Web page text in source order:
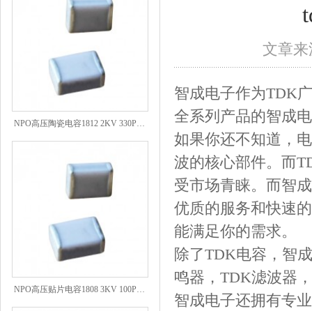
文章
智成电子作为TDK
全系列产品的智成
如果你还不知道，
波的核心部件。而
受市场青睐。而智
优质的服务和快速
能满足你的需求。
除了TDK电容，智
鸣器，TDK滤波器
智成电子还拥有专